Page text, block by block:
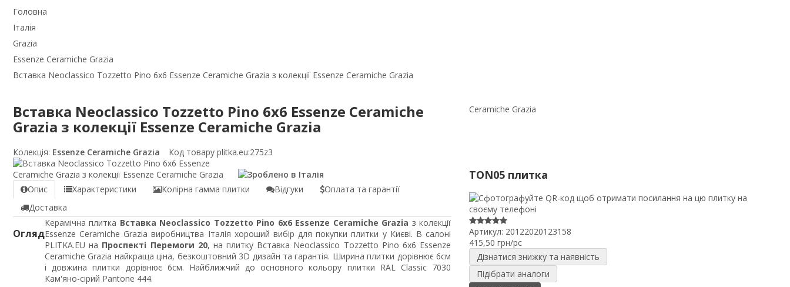
Головна
Італія
Grazia
Essenze Ceramiche Grazia
Вставка Neoclassico Tozzetto Pino 6x6 Essenze Ceramiche Grazia з колекції Essenze Ceramiche Grazia
Вставка Neoclassico Tozzetto Pino 6x6 Essenze Ceramiche
Grazia з колекції Essenze Ceramiche Grazia
Ceramiche Grazia
Колекція: Essenze Ceramiche Grazia Код товару plitka.eu:275z3
Опис Характеристики Колірна гамма плитки Відгуки
Оплата та гарантії
Доставка
Огляд
Керамічна плитка Вставка Neoclassico Tozzetto Pino 6x6 Essenze Ceramiche Grazia з колекції
Essenze Ceramiche Grazia виробництва Італія хороший вибір для покупки плитки у Києві. В салоні
PLITKA.EU на Проспекті Перемоги 20, на плитку Вставка Neoclassico Tozzetto Pino 6x6 Essenze
Ceramiche Grazia найкраща ціна, безкоштовний 3D дизайн та гарантія. Ширина плитки дорівнює 6см
і довжина плитки дорівнює 6см. Найближчий до основного кольору плитки RAL Classic 7030
Кам'яно-сірий Pantone 444.
TON05 плитка
Артикул: 20122020123158
415,50 грн/pc
Дізнатися знижку та наявність
Підібрати аналоги